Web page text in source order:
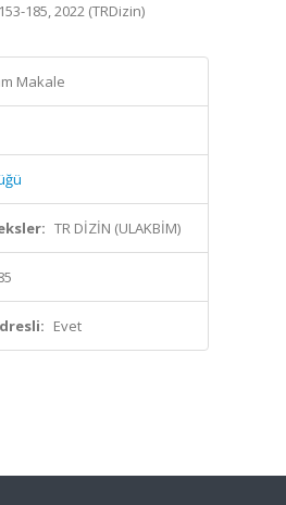
185, 2022 (TRDizin)
Makale
TR DİZİN (ULAKBİM)
Evet